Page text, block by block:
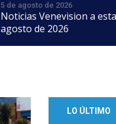
5 de agosto de 2026
Noticias Venevision a
agosto de 2026
LO ÚLTIMO